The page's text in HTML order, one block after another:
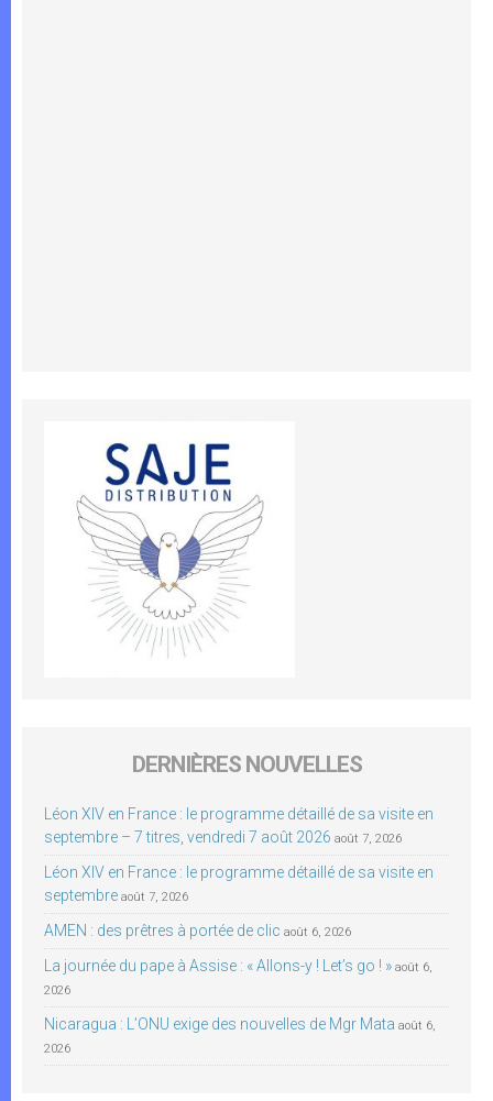
DERNIÈRES NOUVELLES
Léon XIV en France : le programme détaillé de sa visite en
septembre – 7 titres, vendredi 7 août 2026 août 7, 2026
Léon XIV en France : le programme détaillé de sa visite en
septembre août 7, 2026
AMEN : des prêtres à portée de clic août 6, 2026
La journée du pape à Assise : « Allons-y ! Let’s go ! » août 6,
2026
Nicaragua : L’ONU exige des nouvelles de Mgr Mata août 6,
2026